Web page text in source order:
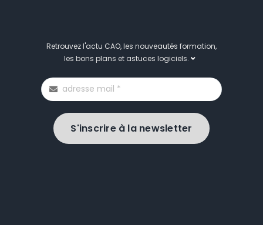
Retrouvez l'actu CAO, les nouveautés formation,
les bons plans et astuces logiciels.
S'inscrire à la newsletter